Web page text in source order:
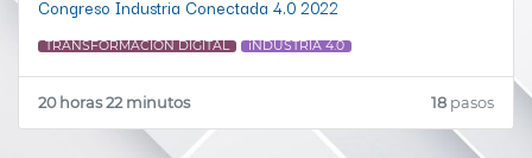
Congreso Industria Conectada 4.0 2022
TRANSFORMACION DIGITAL iNDUSTRIA 4.0
20 horas 22 minutos 18 pasos